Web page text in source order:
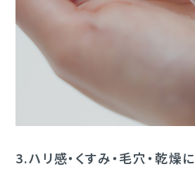
3.ハリ感・くすみ・毛穴・乾燥に